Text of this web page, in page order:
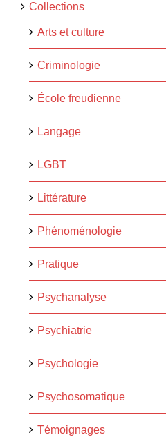
Collections
Arts et culture
Criminologie
École freudienne
Langage
LGBT
Littérature
Phénoménologie
Pratique
Psychanalyse
Psychiatrie
Psychologie
Psychosomatique
Témoignages